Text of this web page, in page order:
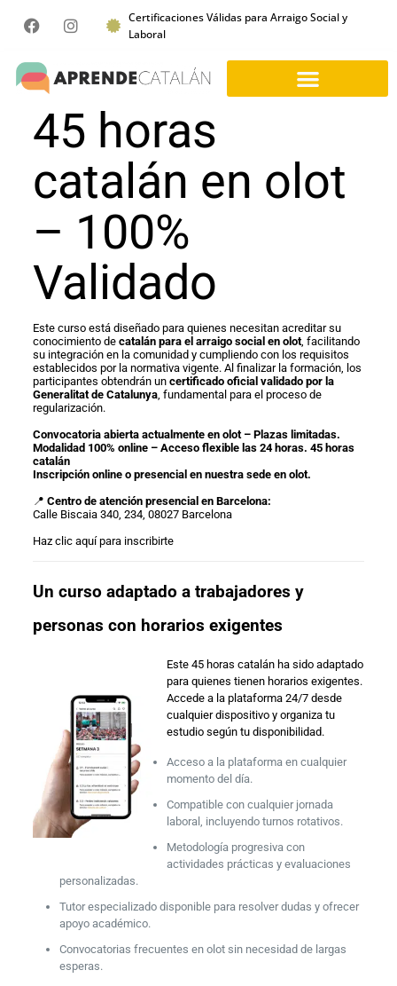
Certificaciones Válidas para Arraigo Social y
Laboral
45 horas
catalán en olot
– 100%
Validado
Este curso está diseñado para quienes necesitan acreditar su
conocimiento de catalán para el arraigo social en olot, facilitando
su integración en la comunidad y cumpliendo con los requisitos
establecidos por la normativa vigente. Al finalizar la formación, los
participantes obtendrán un certificado oficial validado por la
Generalitat de Catalunya, fundamental para el proceso de
regularización.
Convocatoria abierta actualmente en olot – Plazas limitadas.
Modalidad 100% online – Acceso flexible las 24 horas. 45 horas
catalán
Inscripción online o presencial en nuestra sede en olot.
📍 Centro de atención presencial en Barcelona:
Calle Biscaia 340, 234, 08027 Barcelona
Haz clic aquí para inscribirte
Un curso adaptado a trabajadores y
personas con horarios exigentes
Este 45 horas catalán ha sido adaptado
para quienes tienen horarios exigentes.
Accede a la plataforma 24/7 desde
cualquier dispositivo y organiza tu
estudio según tu disponibilidad.
Acceso a la plataforma en cualquier
momento del día.
Compatible con cualquier jornada
laboral, incluyendo turnos rotativos.
Metodología progresiva con
actividades prácticas y evaluaciones
personalizadas.
Tutor especializado disponible para resolver dudas y ofrecer
apoyo académico.
Convocatorias frecuentes en olot sin necesidad de largas
esperas.